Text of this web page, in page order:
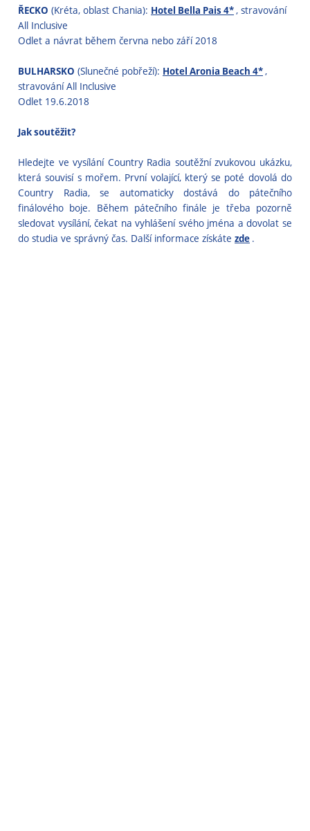
ŘECKO (Kréta, oblast Chania): Hotel Bella Pais 4*, stravování
All Inclusive
Odlet a návrat během června nebo září 2018
BULHARSKO (Slunečné pobřeží): Hotel Aronia Beach 4*,
stravování All Inclusive
Odlet 19.6.2018
Jak soutěžit?
Hledejte ve vysílání Country Radia soutěžní zvukovou ukázku,
která souvisí s mořem. První volající, který se poté dovolá do
Country Radia, se automaticky dostává do pátečního
finálového boje. Během pátečního finále je třeba pozorně
sledovat vysílání, čekat na vyhlášení svého jména a dovolat se
do studia ve správný čas. Další informace získáte zde .